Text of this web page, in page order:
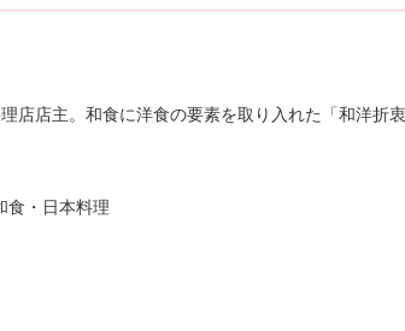
店店主。和食に洋食の要素を取り入れた「和洋折
食・日本料理